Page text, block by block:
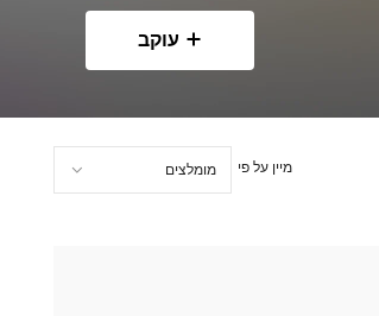
עוקב
מיין על פי